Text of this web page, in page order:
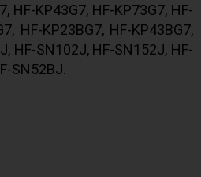
HF-KP43G7, HF-KP73G7, HF-
HF-KP23BG7, HF-KP43BG7,
HF-SN102J, HF-SN152J, HF-
SN52BJ.